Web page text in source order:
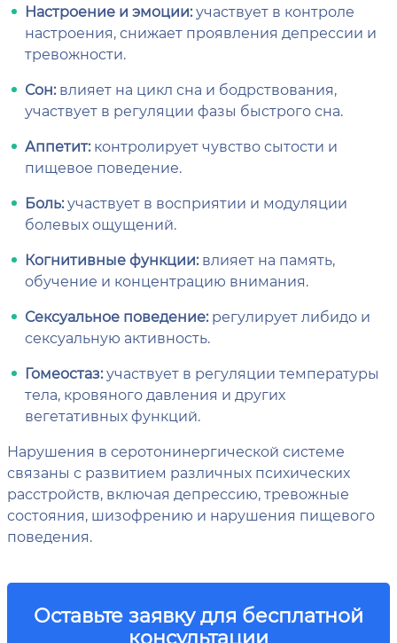
Настроение и эмоции:участвует в контроле
настроения, снижает проявления депрессии и
тревожности.
Сон:влияет на цикл сна и бодрствования,
участвует в регуляции фазы быстрого сна.
Аппетит:контролирует чувство сытости и
пищевое поведение.
Боль:участвует в восприятии и модуляции
болевых ощущений.
Когнитивные функции:влияет на память,
обучение и концентрацию внимания.
Сексуальное поведение:регулирует либидо и
сексуальную активность.
Гомеостаз:участвует в регуляции температуры
тела, кровяного давления и других
вегетативных функций.
Нарушения в серотонинергической системе
связаны с развитием различных психических
расстройств, включая депрессию, тревожные
состояния, шизофрению и нарушения пищевого
поведения.
Оставьте заявку для бесплатной
консультации